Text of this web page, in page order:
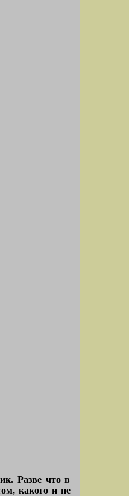
Разве что в
какого и не